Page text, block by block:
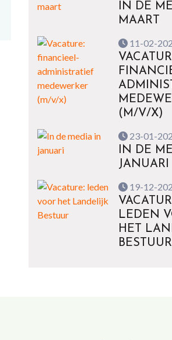
IN DE
MAART
11-02-
(M/V/X)
23-01-
IN DE
JANUARI
19-12-
LEDEN
HET
BESTUUR